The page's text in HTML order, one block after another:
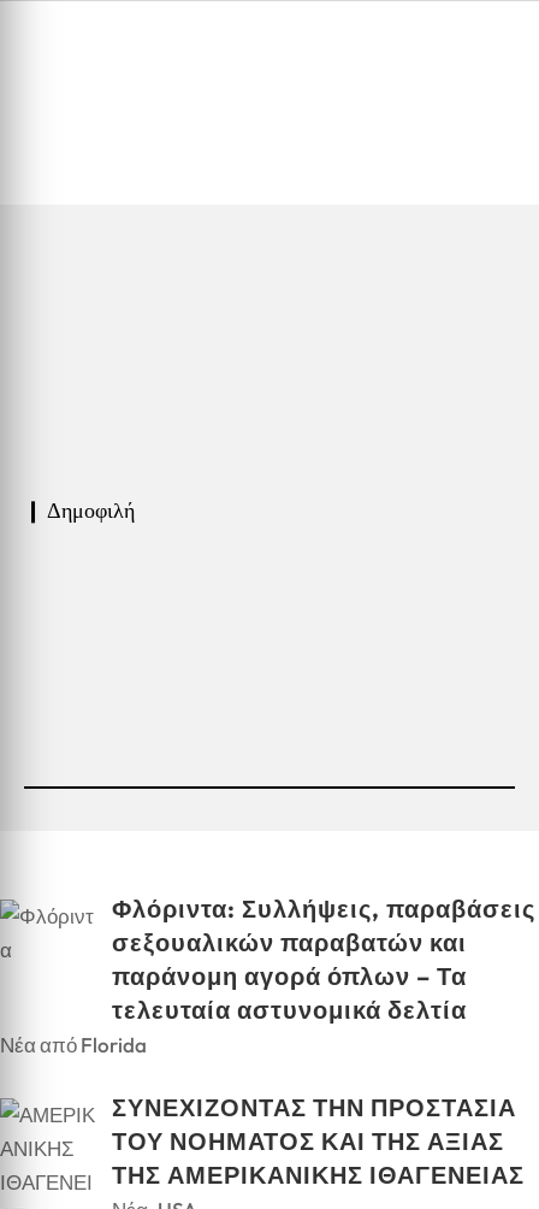
❙ Δημοφιλή
Φλόριντα: Συλλήψεις, παραβάσεις
σεξουαλικών παραβατών και
παράνομη αγορά όπλων – Τα
τελευταία αστυνομικά δελτία
Νέα από Florida
ΣΥΝΕΧΙΖΟΝΤΑΣ ΤΗΝ ΠΡΟΣΤΑΣΙΑ
ΤΟΥ ΝΟΗΜΑΤΟΣ ΚΑΙ ΤΗΣ ΑΞΙΑΣ
ΤΗΣ ΑΜΕΡΙΚΑΝΙΚΗΣ ΙΘΑΓΕΝΕΙΑΣ